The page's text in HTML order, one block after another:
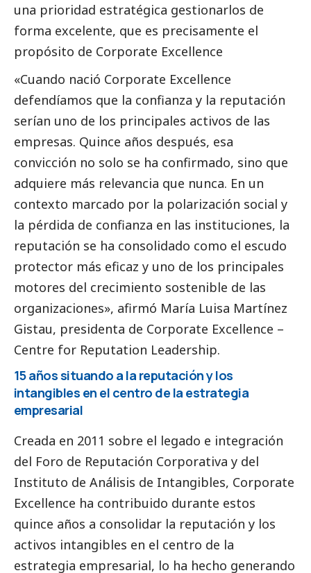
una prioridad estratégica gestionarlos de
forma excelente, que es precisamente el
propósito de Corporate Excellence
«Cuando nació Corporate Excellence
defendíamos que la confianza y la reputación
serían uno de los principales activos de las
empresas. Quince años después, esa
convicción no solo se ha confirmado, sino que
adquiere más relevancia que nunca. En un
contexto marcado por la polarización social y
la pérdida de confianza en las instituciones, la
reputación se ha consolidado como el escudo
protector más eficaz y uno de los principales
motores del crecimiento sostenible de las
organizaciones», afirmó María Luisa Martínez
Gistau, presidenta de Corporate Excellence –
Centre for Reputation Leadership.
15 años situando a la reputación y los
intangibles en el centro de la estrategia
empresarial
Creada en 2011 sobre el legado e integración
del Foro de Reputación Corporativa y del
Instituto de Análisis de Intangibles, Corporate
Excellence ha contribuido durante estos
quince años a consolidar la reputación y los
activos intangibles en el centro de la
estrategia empresarial, lo ha hecho generando